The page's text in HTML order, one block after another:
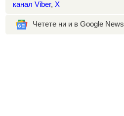
канал Viber, X
Четете ни и в Google News